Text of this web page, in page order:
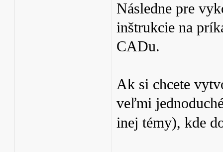
Následne pre
inštrukcie na
CADu.
Ak si chcete
veľmi
inej témy), kde